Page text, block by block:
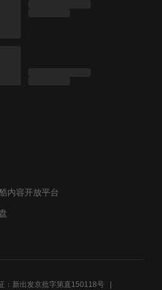
内容开放平台
：新出发京批字第直150118号